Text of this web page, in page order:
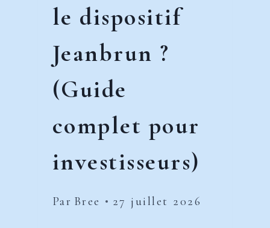
le dispositif
Jeanbrun ?
(Guide
complet pour
investisseurs)
Par Bree 27 juillet 2026